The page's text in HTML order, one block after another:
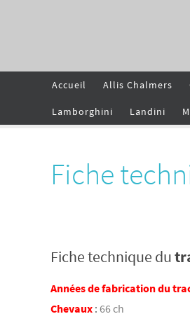
Accueil Allis Chalmers
Lamborghini Landini
Fiche
Fiche technique du
Années de fabrication du
Chevaux : 66 ch